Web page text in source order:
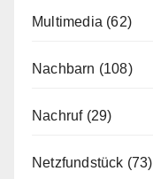
Multimedia (62)
Nachbarn (108)
Nachruf(29)
Netzfundstück (73)